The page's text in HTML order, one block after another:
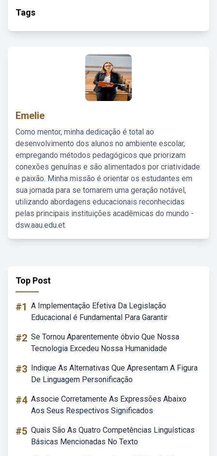
Tags
Emelie
Como mentor, minha dedicação é total ao
desenvolvimento dos alunos no ambiente escolar,
empregando métodos pedagógicos que priorizam
conexões genuínas e são alimentados por criatividade
e paixão. Minha missão é orientar os estudantes em
sua jornada para se tornarem uma geração notável,
utilizando abordagens educacionais reconhecidas
pelas principais instituições acadêmicas do mundo -
dsw.aau.edu.et.
Top Post
#1 A Implementação Efetiva Da Legislação
Educacional é Fundamental Para Garantir
#2 Se Tornou Aparentemente óbvio Que Nossa
Tecnologia Excedeu Nossa Humanidade
#3 Indique As Alternativas Que Apresentam A Figura
De Linguagem Personificação
#4 Associe Corretamente As Expressões Abaixo
Aos Seus Respectivos Significados
#5 Quais São As Quatro Competências Linguísticas
Básicas Mencionadas No Texto